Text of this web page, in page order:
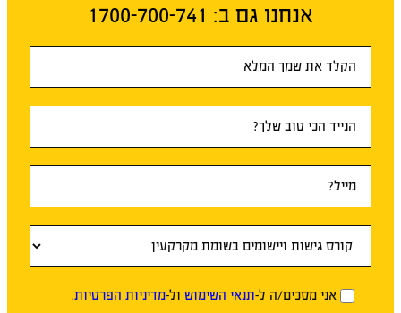
אנחנו גם ב:​ 1700-700-741
ראשי
אני מסכים/ה ל-תנאי השימוש ול-מדיניות הפרטיות.